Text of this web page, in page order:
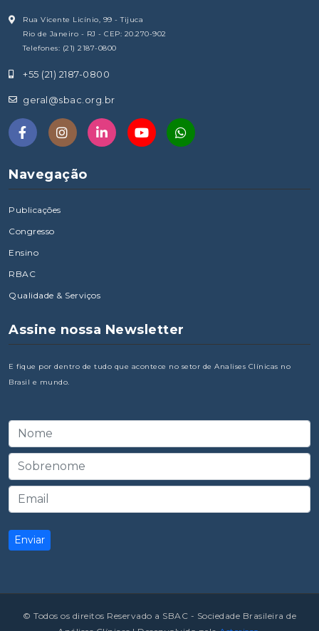
Rua Vicente Licínio, 99 - Tijuca
Rio de Janeiro - RJ - CEP: 20.270-902
Telefones: (21) 2187-0800
+55 (21) 2187-0800
geral@sbac.org.br
Navegação
Publicações
Congresso
Ensino
RBAC
Qualidade & Serviços
Assine nossa Newsletter
E fique por dentro de tudo que acontece no setor de Analises Clínicas no
Brasil e mundo.
© Todos os direitos Reservado a SBAC - Sociedade Brasileira de